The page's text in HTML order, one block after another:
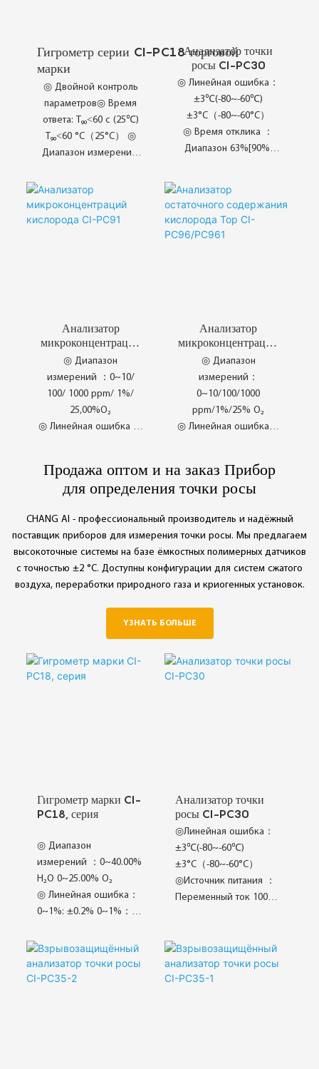
Гигрометр серии CI-PC18 торговой
марки
◎ Двойной контроль
параметров◎ Время
ответа: T₉₀<60 с (25℃)
T₉₀<60 °C（25°C） ◎
Диапазон измерений:
ppm/1%/25% O₂
Анализатор точки
росы CI-PC30
◎ Линейная ошибка：
±3℃(-80~-60℃)
±3°C（-80~-60°C）
◎ Время отклика ：
Диапазон 63%[90%]
Переменный ток 100–
240 В, 50/60 Гц
Menu
Анализатор
микроконцентраций
кислорода CI-PC91
◎ Диапазон
измерений ：0~10/
100/ 1000 ppm/ 1%/
25,00%O₂
◎ Линейная ошибка ：
◎ Putuskan Sambungan
◎ Pelindung Ruang
Sensor Pintar
◎ Pengesan Gas
Keselamatan Lanjutan
◎ Penganalisis Gas
Perlindungan Automatik
◎ Sistem Kawalan
Tekanan Pintar
Анализатор
микроконцентраций
кислорода CI-PC96
/ CI-PC961
◎ Диапазон
измерений：
0~10/100/1000
ppm/1%/25% O₂
◎ Линейная ошибка：
◎ Повторяемость：
0,01~9,99 ppm O₂ :
◎ Sistem Perlindungan
Jarak Jauh
◎ Pemotongan Laluan
Gas Auto
◎ Perlindungan Ruang
Dua Sisi
Продажа оптом и на заказ Прибор
для определения точки росы
CHANG AI - профессиональный производитель и надёжный
поставщик приборов для измерения точки росы. Мы предлагаем
высокоточные системы на базе ёмкостных полимерных датчиков
с точностью ±2 °C. Доступны конфигурации для систем сжатого
воздуха, переработки природного газа и криогенных установок.
YЗНАТЬ БОЛЬШЕ
Гигрометр марки CI-
PC18, серия
◎ Диапазон
измерений ：0~40.00%
H₂O 0~25.00% O₂
◎ Линейная ошибка：
0~1%: ±0.2% 0~1%：
◎ Время отклика ：
T₉₀<60 с (после полного
предварительного
Анализатор точки
росы CI-PC30
◎Линейная ошибка：
±3℃(-80~-60℃)
±3°C（-80~-60°C）
◎Источник питания ：
Переменный ток 100–
RS485
(стандартный)/RS232
(опциональный)